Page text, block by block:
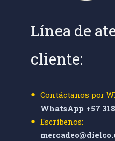
Línea de
cliente:
Contáctanos por
WhatsApp +57
Escríbenos: